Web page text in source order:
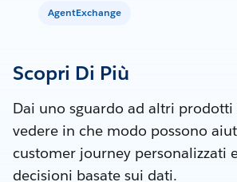
AgentExchange
Scopri Di Più
Dai uno sguardo ad altri prodotti
vedere in che modo possono
customer journey personalizzati
decisioni basate sui dati.